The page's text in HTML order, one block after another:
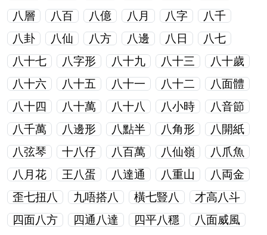
八層
八百 八億 八月 八字
八千
八卦
八仙 八方 八邊 八日
八七
八十七
八字形 八十九 八十三
八十歲
八十六
八十五 八十一 八十二
八面體
八十四
八十萬 八十八 八小時
八音節
八千萬
八邊形 八點半 八角形
八開紙
八弦琴
十八仔 八百萬 八仙嶺
八爪魚
八月花
王八蛋 八達通 八重山
八両金
歪七扭八
九唔搭八 橫七豎八
才高八斗
四面八方
四通八達 四平八穩
八面威風